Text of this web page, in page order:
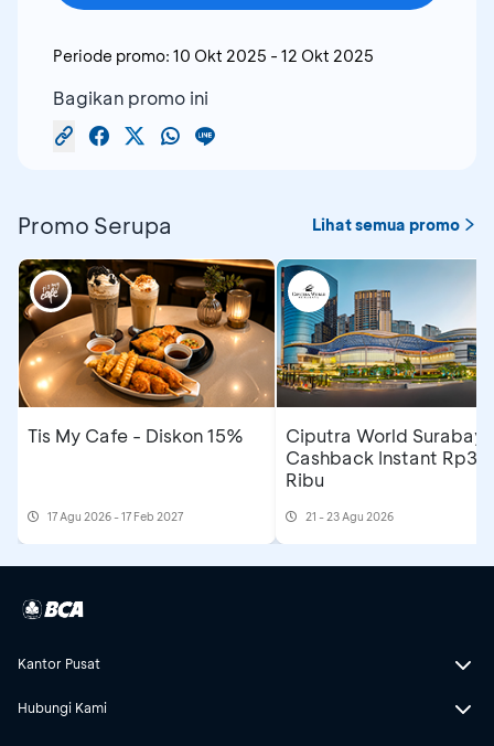
Periode promo: 10 Okt 2025 - 12 Okt 2025
Bagikan promo ini
Promo Serupa Lihat semua promo
Tis My Cafe - Diskon 15%
17 Agu 2026 - 17 Feb 2027
Ciputra World
Cashback Instant Rp30
Ribu
21 - 23 Agu 2026
Kantor Pusat
Hubungi Kami